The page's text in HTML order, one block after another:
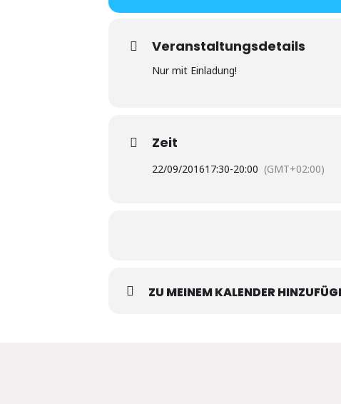
Veranstaltungsdetails
Nur mit Einladung!
Zeit
22/09/201617:30-20:00 (GMT+02:00)
ZU MEINEM KALENDER